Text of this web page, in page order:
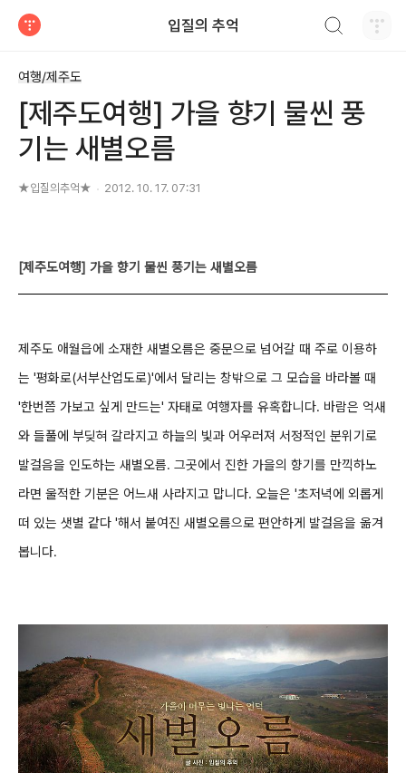
입질의 추억
여행/제주도
[제주도여행] 가을 향기 물씬 풍
기는 새별오름
★입질의추억★ 2012. 10. 17. 07:31
[제주도여행] 가을 향기 물씬 풍기는 새별오름
제주도 애월읍에 소재한 새별오름은 중문으로 넘어갈 때 주로 이용하
는 '평화로(서부산업도로)'에서 달리는 창밖으로 그 모습을 바라볼 때
'한번쯤 가보고 싶게 만드는' 자태로 여행자를 유혹합니다. 바람은 억새
와 들풀에 부딪혀 갈라지고 하늘의 빛과 어우러져 서정적인 분위기로
발걸음을 인도하는 새별오름. 그곳에서 진한 가을의 향기를 만끽하노
라면 울적한 기분은 어느새 사라지고 맙니다. 오늘은 '초저녁에 외롭게
떠 있는 샛별 같다 '해서 붙여진 새별오름으로 편안하게 발걸음을 옮겨
봅니다.